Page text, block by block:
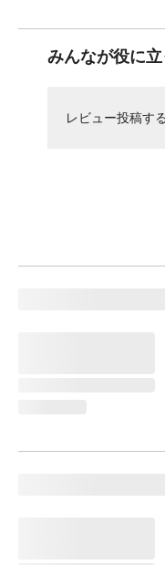
みんなが役に
レビュー投稿す